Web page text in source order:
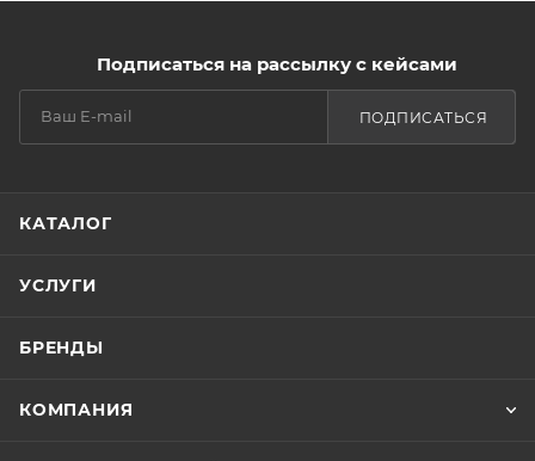
Подписаться на рассылку с кейсами
ПОДПИСАТЬСЯ
КАТАЛОГ
УСЛУГИ
БРЕНДЫ
КОМПАНИЯ